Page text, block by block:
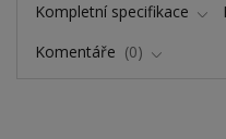
Kompletní specifikace
Komentáře
0